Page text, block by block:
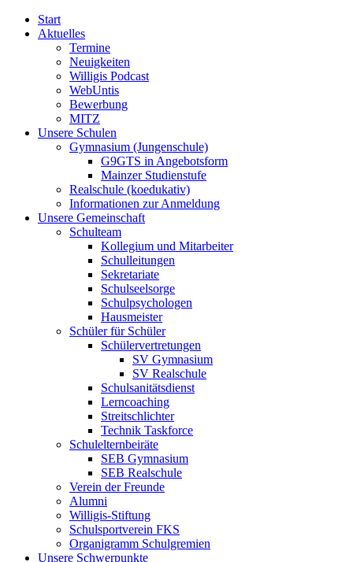
Start
Aktuelles
Termine
Neuigkeiten
Willigis Podcast
WebUntis
Bewerbung
MITZ
Unsere Schulen
Gymnasium (Jungenschule)
G9GTS in Angebotsform
Mainzer Studienstufe
Realschule (koedukativ)
Informationen zur Anmeldung
Unsere Gemeinschaft
Schulteam
Kollegium und Mitarbeiter
Schulleitungen
Sekretariate
Schulseelsorge
Schulpsychologen
Hausmeister
Schüler für Schüler
Schülervertretungen
SV Gymnasium
SV Realschule
Schulsanitätsdienst
Lerncoaching
Streitschlichter
Technik Taskforce
Schulelternbeiräte
SEB Gymnasium
SEB Realschule
Verein der Freunde
Alumni
Willigis-Stiftung
Schulsportverein FKS
Organigramm Schulgremien
Unsere Schwerpunkte